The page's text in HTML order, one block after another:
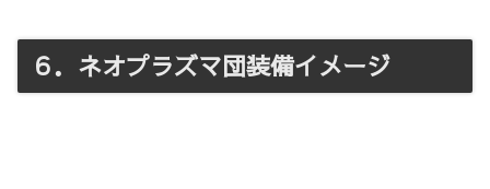
６．ネオプラズマ団装備イメージ